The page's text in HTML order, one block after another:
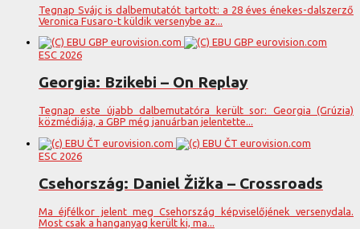
Tegnap Svájc is dalbemutatót tartott: a 28 éves énekes-dalszerző
Veronica Fusaro-t küldik versenybe az...
ESC 2026
Georgia: Bzikebi – On Replay
Tegnap este újabb dalbemutatóra került sor: Georgia (Grúzia)
közmédiája, a GBP még januárban jelentette...
ESC 2026
Csehország: Daniel Žižka – Crossroads
Ma éjfélkor jelent meg Csehország képviselőjének versenydala.
Most csak a hanganyag került ki, ma...